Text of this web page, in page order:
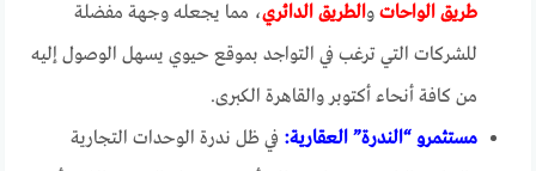
طريق الواحات والطريق الدائري، مما يجعله وجهة مفضلة
للشركات التي ترغب في التواجد بموقع حيوي يسهل الوصول إليه
من كافة أنحاء أكتوبر والقاهرة الكبرى.
مستثمرو “الندرة” العقارية: في ظل ندرة الوحدات التجارية